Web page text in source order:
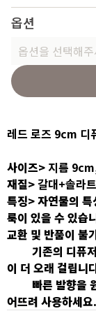
옵션
옵션을 선택해
레드 로즈 9cm 디
사이즈>지름
재질>갈대+솔라
특징> 자연물의
룩이 있을 수 있습
교환 및 반품이 불
기존의 디퓨저
이 더 오래 걸립
빠른 발향을 원
어뜨려 사용하세요.